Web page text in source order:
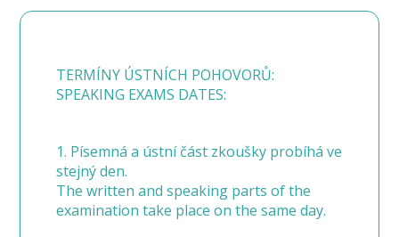
TERMÍNY ÚSTNÍCH POHOVORŮ:
SPEAKING EXAMS DATES:
1. Písemná a ústní část zkoušky probíhá ve
stejný den.
The written and speaking parts of the
examination take place on the same day.